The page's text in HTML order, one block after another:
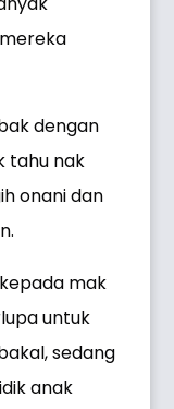
dengan
tahu nak
onani dan
mak
untuk
sedang
anak